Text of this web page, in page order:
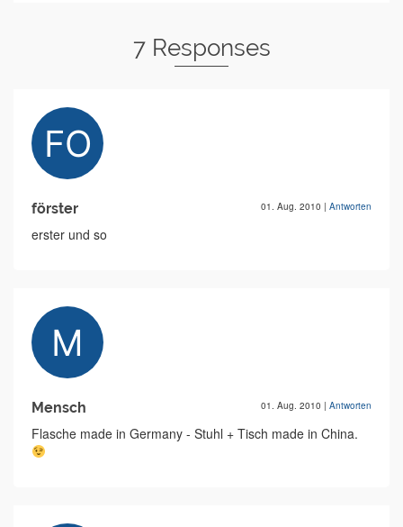
7 Responses
förster 01. Aug. 2010 | Antworten
erster und so
Mensch 01. Aug. 2010 | Antworten
Flasche made in Germany - Stuhl + Tisch made in China.